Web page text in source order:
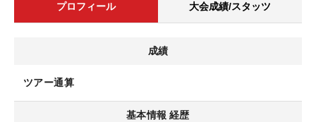
プロフィール 大会成績/スタッツ
成績
ツアー通算
基本情報 経歴